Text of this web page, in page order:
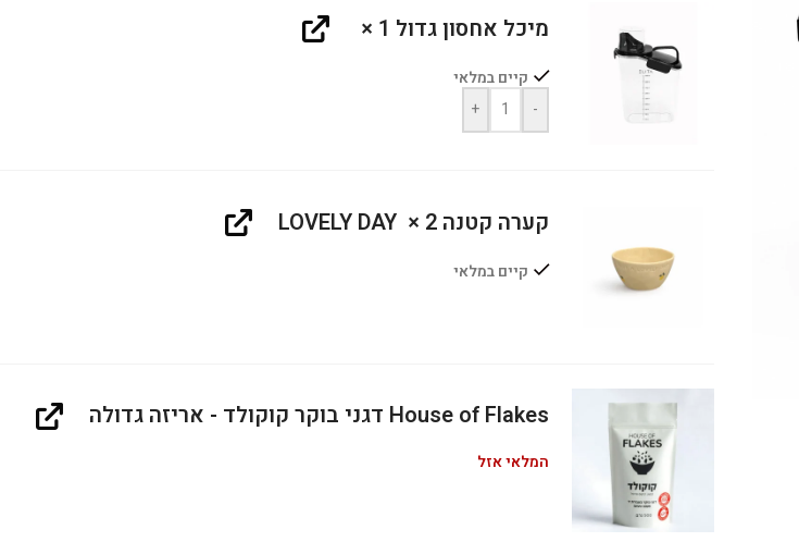
מיכל אחסון גדול
קיים במלאי
-
+
קערה קטנה LOVELY DAY‎ × 2‎
קיים במלאי
House of Flakes דגני בוקר קוקולד - אריזה גדולה
המלאי אזל